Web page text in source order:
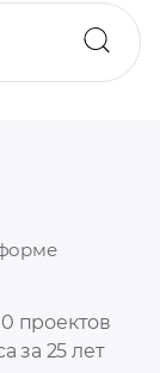
проектов
за 25 лет